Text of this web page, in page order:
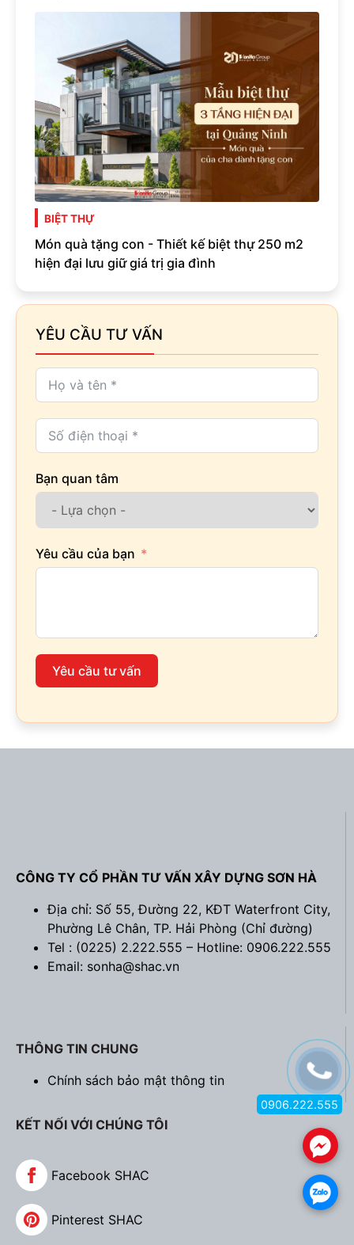
BIỆT THỰ
Món quà tặng con - Thiết kế biệt thự 250 m2
hiện đại lưu giữ giá trị gia đình
YÊU CẦU TƯ VẤN
Bạn quan tâm
Yêu cầu của bạn
Yêu cầu tư vấn
CÔNG TY CỔ PHẦN TƯ VẤN XÂY DỰNG SƠN HÀ
Địa chỉ: Số 55, Đường 22, KĐT Waterfront City,
Phường Lê Chân, TP. Hải Phòng (Chỉ đường)
Tel : (0225) 2.222.555 – Hotline: 0906.222.555
Email: sonha@shac.vn
THÔNG TIN CHUNG
Chính sách bảo mật thông tin
KẾT NỐI VỚI CHÚNG TÔI
Facebook SHAC
Pinterest SHAC
.
.
0906.222.555